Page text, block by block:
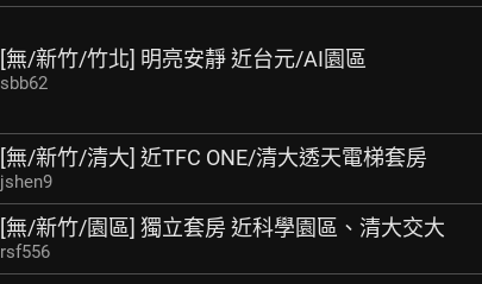
[無/新竹/竹北] 明亮安靜 近台元/AI園區
sbb62
[無/新竹/清大] 近TFC ONE/清大透天電梯套房
jshen9
[無/新竹/園區] 獨立套房 近科學園區、清大交大
rsf556